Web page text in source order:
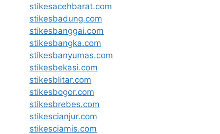
stikesacehbarat.com
stikesbadung.com
stikesbanggai.com
stikesbangka.com
stikesbanyumas.com
stikesbekasi.com
stikesblitar.com
stikesbogor.com
stikesbrebes.com
stikescianjur.com
stikesciamis.com